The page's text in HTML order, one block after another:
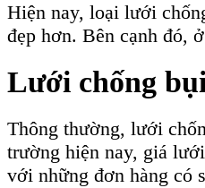
Hiện nay, loại lưới
đẹp hơn. Bên cạnh đó,
Lưới chống
Thông thường, lưới
trường hiện nay, giá
với những đơn hàng có